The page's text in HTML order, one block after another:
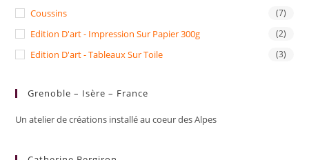
Coussins (7)
Edition D'art - Impression Sur Papier 300g (2)
Edition D'art - Tableaux Sur Toile (3)
Grenoble – Isère – France
Un atelier de créations installé au coeur des Alpes